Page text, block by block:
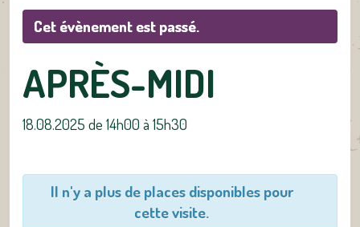
Cet évènement est passé.
APRÈS-MIDI
18.08.2025 de 14h00 à 15h30
Il n'y a plus de places disponibles pour
cette visite.